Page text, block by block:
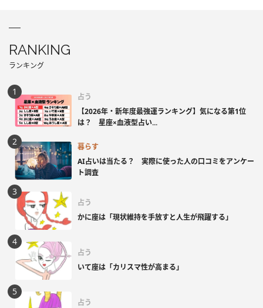
RANKING
ランキング
占う
【2026年・新年度最強運ランキング】気になる第1位
は？ 星座×血液型占い...
暮らす
AI占いは当たる？ 実際に使った人の口コミをアンケー
ト調査
占う
かに座は「現状維持を手放すと人生が飛躍する」
占う
いて座は「カリスマ性が高まる」
占う